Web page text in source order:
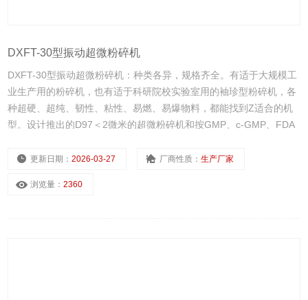
DXFT-30型振动超微粉碎机
DXFT-30型振动超微粉碎机：种类各异，规格齐全。有适于大规模工
业生产用的粉碎机，也有适于科研院校实验室用的袖珍型粉碎机，各
种超硬、超纯、韧性、粘性、易燃、易爆物料，都能找到Z适合的机
型。设计推出的D97＜2微米的超微粉碎机和按GMP、c-GMP、FDA
更新日期：2026-03-27 厂商性质：生产厂家
浏览量：2360